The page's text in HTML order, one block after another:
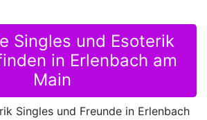
Singles und Esoterik
in Erlenbach am
Main
Singles und Freunde in Erlenbach